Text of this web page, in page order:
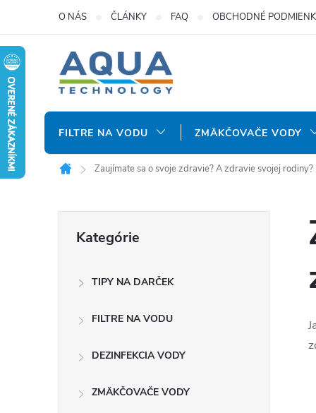
obsah
O NÁS ČLÁNKY FAQ OBCHODNÉ
FILTRE NA VODU ZMÄKČOVAČE VODY
Domov
Zaujímate sa o svoje zdravie? A zdravie svojej rodiny?
kategórie
Kategórie
TIPY NA DARČEK
FILTRE NA VODU
DEZINFEKCIA VODY
ZMÄKČOVAČE VODY